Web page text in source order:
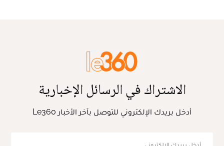
الاشتراك في الرسائل الإخبارية
أدخل بريدك الإلكتروني للتوصل بآخر الأخبار Le360